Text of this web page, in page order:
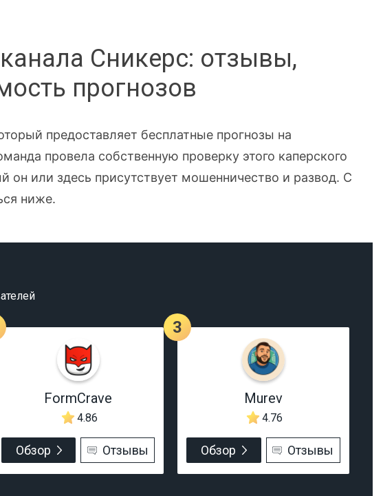
Сникерс: отзывы,
прогнозов
предоставляет бесплатные прогнозы на
провела собственную проверку этого каперского
он или здесь присутствует мошенничество и развод. С
ниже.
FormCrave
4.86
Обзор Отзывы
3
Murev
4.76
Обзор Отзывы